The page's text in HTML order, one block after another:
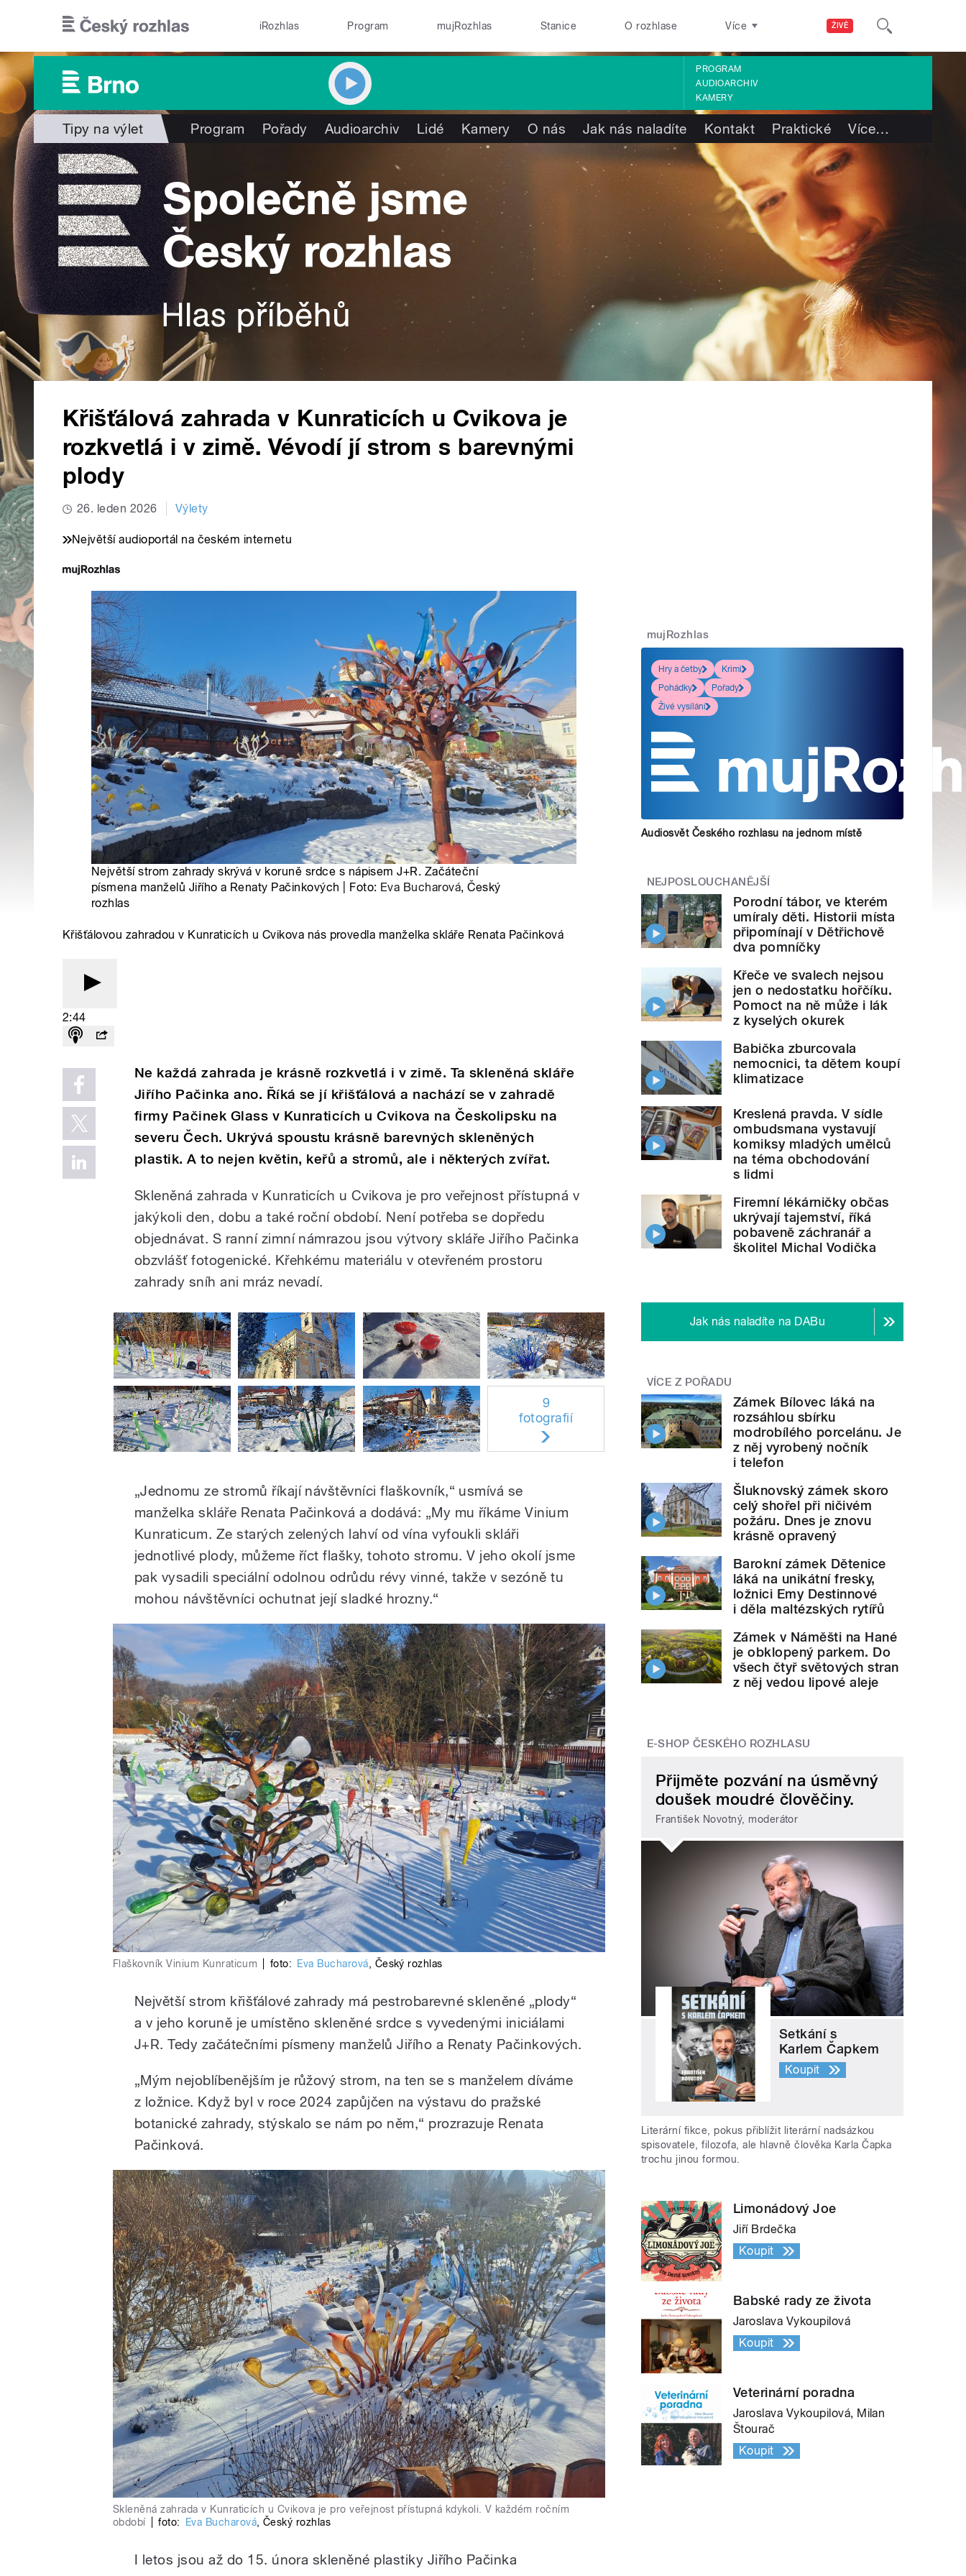
ŽIVĚ
iRozhlas Program mujRozhlas Stanice O rozhlase Více
PROGRAM
AUDIOARCHIV
KAMERY
Tipy na výlet Program Pořady Audioarchiv Lidé Kamery O nás Jak nás naladíte Kontakt Praktické Více…
Křišťálová zahrada v Kunraticích u Cvikova je
rozkvetlá i v zimě. Vévodí jí strom s barevnými
plody
26. leden 2026 Výlety
Největší audioportál na českém internetu
Největší strom zahrady skrývá v koruně srdce s nápisem J+R. Začáteční
písmena manželů Jiřího a Renaty Pačinkových | Foto: Eva Bucharová, Český
rozhlas
Křišťálovou zahradou v Kunraticích u Cvikova nás provedla manželka skláře Renata Pačinková
2:44
Ne každá zahrada je krásně rozkvetlá i v zimě. Ta skleněná skláře
Jiřího Pačinka ano. Říká se jí křišťálová a nachází se v zahradě
firmy Pačinek Glass v Kunraticích u Cvikova na Českolipsku na
severu Čech. Ukrývá spoustu krásně barevných skleněných
plastik. A to nejen květin, keřů a stromů, ale i některých zvířat.
Skleněná zahrada v Kunraticích u Cvikova je pro veřejnost přístupná v
jakýkoli den, dobu a také roční období. Není potřeba se dopředu
objednávat. S ranní zimní námrazou jsou výtvory skláře Jiřího Pačinka
obzvlášť fotogenické. Křehkému materiálu v otevřeném prostoru
zahrady sníh ani mráz nevadí.
9
fotografií
„Jednomu ze stromů říkají návštěvníci flaškovník,“ usmívá se
manželka skláře Renata Pačinková a dodává: „My mu říkáme Vinium
Kunraticum. Ze starých zelených lahví od vína vyfoukli skláři
jednotlivé plody, můžeme říct flašky, tohoto stromu. V jeho okolí jsme
pak vysadili speciální odolnou odrůdu révy vinné, takže v sezóně tu
mohou návštěvníci ochutnat její sladké hrozny.“
Flaškovník Vinium Kunraticum foto: Eva Bucharová, Český rozhlas
Největší strom křišťálové zahrady má pestrobarevné skleněné „plody“
a v jeho koruně je umístěno skleněné srdce s vyvedenými iniciálami
J+R. Tedy začátečními písmeny manželů Jiřího a Renaty Pačinkových.
„Mým nejoblíbenějším je růžový strom, na ten se s manželem díváme
z ložnice. Když byl v roce 2024 zapůjčen na výstavu do pražské
botanické zahrady, stýskalo se nám po něm,“ prozrazuje Renata
Pačinková.
Skleněná zahrada v Kunraticích u Cvikova je pro veřejnost přístupná kdykoli. V každém ročním
období
foto: Eva Bucharová, Český rozhlas
I letos jsou až do 15. února skleněné plastiky Jiřího Pačinka
mujRozhlas
Hry a četby
Krimi
Pohádky
Pořady
Živé vysílání
Audiosvět Českého rozhlasu na jednom místě
NEJPOSLOUCHANĚJŠÍ
Porodní tábor, ve kterém
umíraly děti. Historii místa
připomínají v Dětřichově
dva pomníčky
Křeče ve svalech nejsou
jen o nedostatku hořčíku.
Pomoct na ně může i lák
z kyselých okurek
Babička zburcovala
nemocnici, ta dětem koupí
klimatizace
Kreslená pravda. V sídle
ombudsmana vystavují
komiksy mladých umělců
na téma obchodování
s lidmi
Firemní lékárničky občas
ukrývají tajemství, říká
pobaveně záchranář a
školitel Michal Vodička
Jak nás naladíte na DABu
VÍCE Z POŘADU
Zámek Bílovec láká na
rozsáhlou sbírku
modrobílého porcelánu. Je
z něj vyrobený nočník
i telefon
Šluknovský zámek skoro
celý shořel při ničivém
požáru. Dnes je znovu
krásně opravený
Barokní zámek Dětenice
láká na unikátní fresky,
ložnici Emy Destinnové
i děla maltézských rytířů
Zámek v Náměšti na Hané
je obklopený parkem. Do
všech čtyř světových stran
z něj vedou lipové aleje
E-SHOP ČESKÉHO ROZHLASU
Přijměte pozvání na úsměvný
doušek moudré člověčiny.
František Novotný, moderátor
Setkání s
Karlem Čapkem
Koupit
Literární fikce, pokus přiblížit literární nadsázkou
spisovatele, filozofa, ale hlavně člověka Karla Čapka
trochu jinou formou.
Limonádový Joe
Jiří Brdečka
Koupit
Babské rady ze života
Jaroslava Vykoupilová
Koupit
Veterinární poradna
Jaroslava Vykoupilová, Milan
Štourač
Koupit